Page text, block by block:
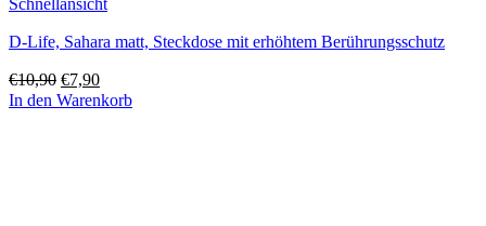
Schnellansicht
D-Life, Sahara matt, Steckdose mit erhöhtem Berührungsschutz
€10,90 Ursprünglicher
Preis
€7,90Aktueller
Preis
In den Warenkorb